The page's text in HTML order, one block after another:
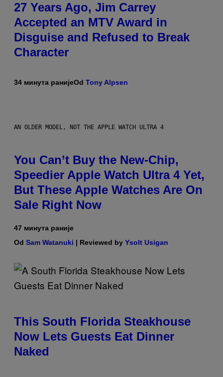
27 Years Ago, Jim Carrey
Accepted an MTV Award in
Disguise and Refused to Break
Character
34 минута ранијеOd Tony Alpsen
AN OLDER MODEL, NOT THE APPLE WATCH ULTRA 4
You Can’t Buy the New-Chip,
Speedier Apple Watch Ultra 4 Yet,
But These Apple Watches Are On
Sale Right Now
47 минута раније
Od Sam Watanuki | Reviewed by Ysolt Usigan
This South Florida Steakhouse
Now Lets Guests Eat Dinner
Naked